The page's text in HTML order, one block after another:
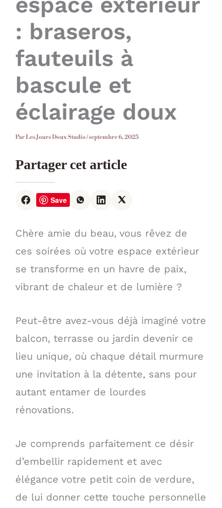
: braseros,
fauteuils à
bascule et
éclairage doux
ParLes Jours Doux Studio/septembre 6, 2025
Partager cet article
Save
Chère amie du beau, vous rêvez de
ces soirées où votre espace extérieur
se transforme en un havre de paix,
vibrant de chaleur et de lumière ?
Peut-être avez-vous déjà imaginé votre
balcon, terrasse ou jardin devenir ce
lieu unique, où chaque détail murmure
une invitation à la détente, sans pour
autant entamer de lourdes
rénovations.
Je comprends parfaitement ce désir
d’embellir rapidement et avec
élégance votre petit coin de verdure,
de lui donner cette touche personnelle